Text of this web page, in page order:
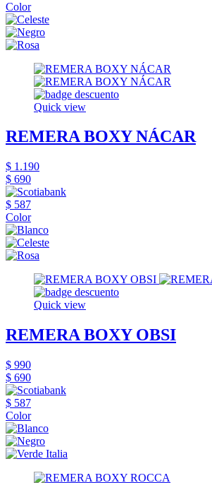
Color
Quick view
REMERA BOXY NÁCAR
$ 1.190
$ 690
$ 587
Color
Quick view
REMERA BOXY OBSI
$ 990
$ 690
$ 587
Color